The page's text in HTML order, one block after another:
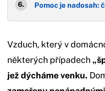
Pomoc je nadosah:
Vzduch, který v
některých případech
jež dýcháme venku.